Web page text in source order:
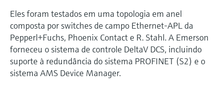
Eles foram testados em uma topologia em anel
composta por switches de campo Ethernet-APL da
Pepperl+Fuchs, Phoenix Contact e R. Stahl. A Emerson
forneceu o sistema de controle DeltaV DCS, incluindo
suporte à redundância do sistema PROFINET (S2) e o
sistema AMS Device Manager.